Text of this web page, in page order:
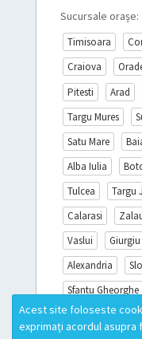
Sucursale orașe:
Timisoara
Craiova
Pitesti
Arad
Targu Mures
Satu Mare
Alba Iulia
Tulcea
Targu
Calarasi
Vaslui
Giurgiu
Alexandria
Sfantu Gheorghe
Sighisoara
Acest site foloseste
exprimați acordul asupra